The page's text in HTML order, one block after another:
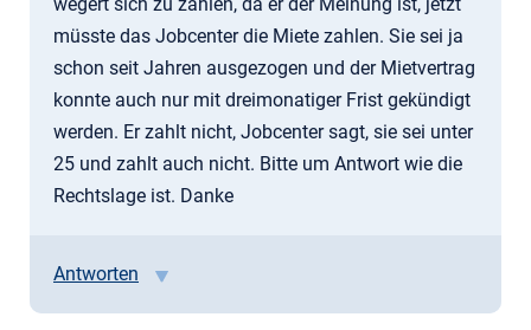
müsste das Jobcenter die Miete zahlen. Sie sei ja
schon seit Jahren ausgezogen und der Mietvertrag
konnte auch nur mit dreimonatiger Frist gekündigt
werden. Er zahlt nicht, Jobcenter sagt, sie sei unter
25 und zahlt auch nicht. Bitte um Antwort wie die
Rechtslage ist. Danke
Antworten